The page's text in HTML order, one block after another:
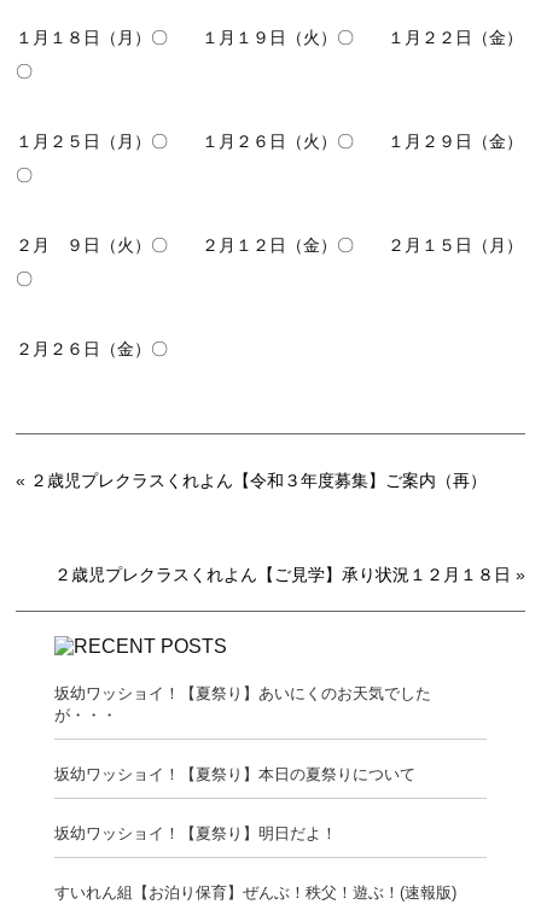
１月１８日（月）〇 １月１９日（火）〇 １月２２日（金）
〇
１月２５日（月）〇 １月２６日（火）〇 １月２９日（金）
〇
２月 ９日（火）〇 ２月１２日（金）〇 ２月１５日（月）
〇
２月２６日（金）〇
« ２歳児プレクラスくれよん【令和３年度募集】ご案内（再）
２歳児プレクラスくれよん【ご見学】承り状況１２月１８日 »
坂幼ワッショイ！【夏祭り】あいにくのお天気でした
が・・・
坂幼ワッショイ！【夏祭り】本日の夏祭りについて
坂幼ワッショイ！【夏祭り】明日だよ！
すいれん組【お泊り保育】ぜんぶ！秩父！遊ぶ！(速報版)